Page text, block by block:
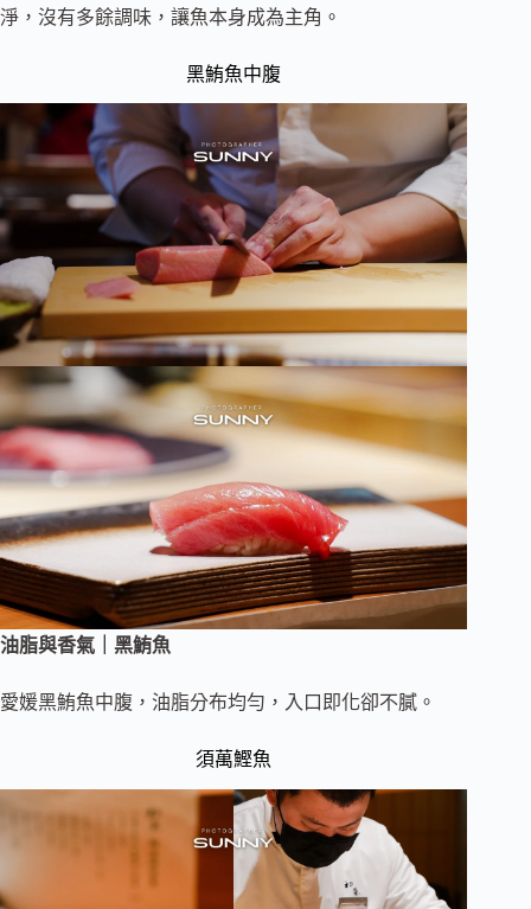
淨，沒有多餘調味，讓魚本身成為主角。
黑鮪魚中腹
油脂與香氣｜黑鮪魚
愛媛黑鮪魚中腹，油脂分布均勻，入口即化卻不膩。
須萬鰹魚